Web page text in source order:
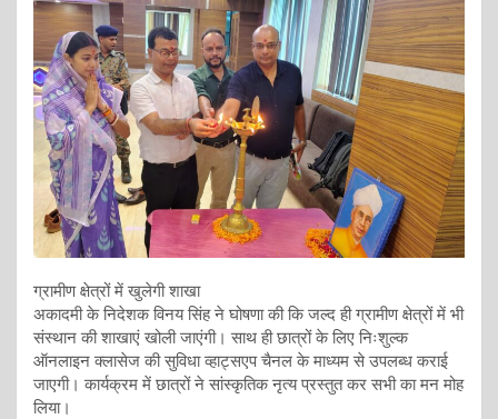
ग्रामीण क्षेत्रों में खुलेगी शाखा
अकादमी के निदेशक विनय सिंह ने घोषणा की कि जल्द ही ग्रामीण क्षेत्रों में भी
संस्थान की शाखाएं खोली जाएंगी। साथ ही छात्रों के लिए निःशुल्क
ऑनलाइन क्लासेज की सुविधा व्हाट्सएप चैनल के माध्यम से उपलब्ध कराई
जाएगी। कार्यक्रम में छात्रों ने सांस्कृतिक नृत्य प्रस्तुत कर सभी का मन मोह
लिया।